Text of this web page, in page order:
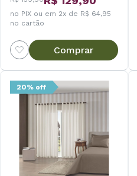
no PIX ou em 2x de R$ 64,95
no cartão
Comprar
20% off